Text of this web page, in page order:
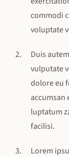
commodi
voluptate
Duis
vulputate
dolore eu
luptatum
facilisi.
Lorem